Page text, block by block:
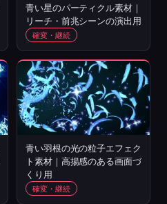
青い星のパーティクル素材｜
リーチ・前兆シーンの演出用
確変・継続
青い羽根の光の粒子エフェク
ト素材｜高揚感のある画面づ
くり用
確変・継続